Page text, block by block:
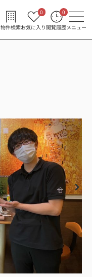
物件検索お気に入り
0
閲覧履歴
0
メニュー